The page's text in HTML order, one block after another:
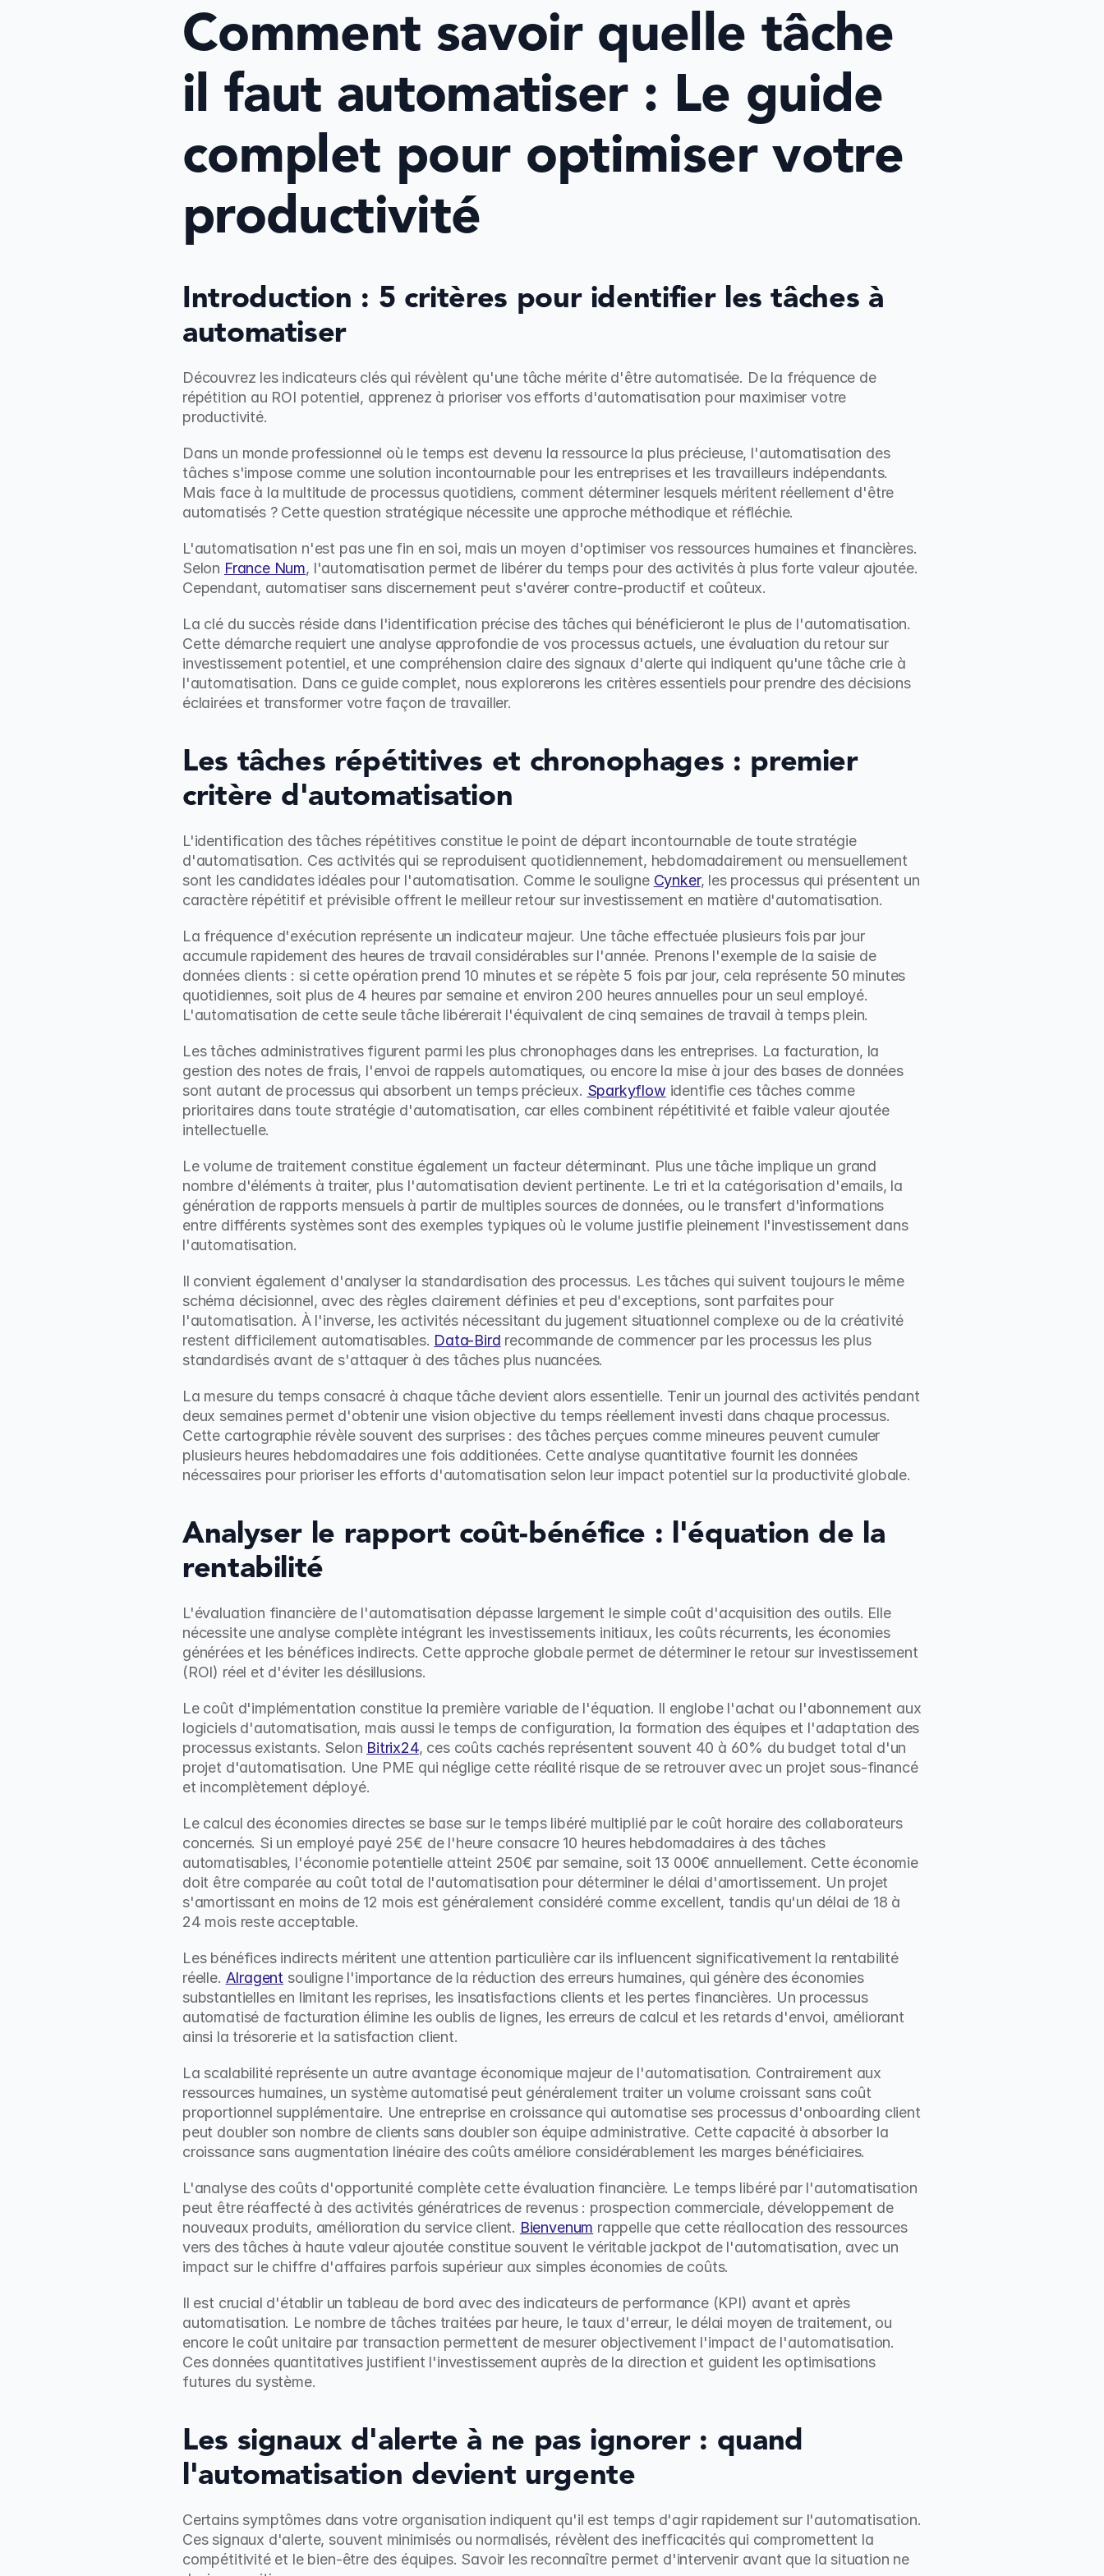
Comment savoir quelle tâche
il faut automatiser : Le guide
complet pour optimiser votre
productivité
Introduction : 5 critères pour identifier les tâches à
automatiser
Découvrez les indicateurs clés qui révèlent qu'une tâche mérite d'être automatisée. De la fréquence de
répétition au ROI potentiel, apprenez à prioriser vos efforts d'automatisation pour maximiser votre
productivité.
Dans un monde professionnel où le temps est devenu la ressource la plus précieuse, l'automatisation des
tâches s'impose comme une solution incontournable pour les entreprises et les travailleurs indépendants.
Mais face à la multitude de processus quotidiens, comment déterminer lesquels méritent réellement d'être
automatisés ? Cette question stratégique nécessite une approche méthodique et réfléchie.
L'automatisation n'est pas une fin en soi, mais un moyen d'optimiser vos ressources humaines et financières.
Selon France Num, l'automatisation permet de libérer du temps pour des activités à plus forte valeur ajoutée.
Cependant, automatiser sans discernement peut s'avérer contre-productif et coûteux.
La clé du succès réside dans l'identification précise des tâches qui bénéficieront le plus de l'automatisation.
Cette démarche requiert une analyse approfondie de vos processus actuels, une évaluation du retour sur
investissement potentiel, et une compréhension claire des signaux d'alerte qui indiquent qu'une tâche crie à
l'automatisation. Dans ce guide complet, nous explorerons les critères essentiels pour prendre des décisions
éclairées et transformer votre façon de travailler.
Les tâches répétitives et chronophages : premier
critère d'automatisation
L'identification des tâches répétitives constitue le point de départ incontournable de toute stratégie
d'automatisation. Ces activités qui se reproduisent quotidiennement, hebdomadairement ou mensuellement
sont les candidates idéales pour l'automatisation. Comme le souligne Cynker, les processus qui présentent un
caractère répétitif et prévisible offrent le meilleur retour sur investissement en matière d'automatisation.
La fréquence d'exécution représente un indicateur majeur. Une tâche effectuée plusieurs fois par jour
accumule rapidement des heures de travail considérables sur l'année. Prenons l'exemple de la saisie de
données clients : si cette opération prend 10 minutes et se répète 5 fois par jour, cela représente 50 minutes
quotidiennes, soit plus de 4 heures par semaine et environ 200 heures annuelles pour un seul employé.
L'automatisation de cette seule tâche libérerait l'équivalent de cinq semaines de travail à temps plein.
Les tâches administratives figurent parmi les plus chronophages dans les entreprises. La facturation, la
gestion des notes de frais, l'envoi de rappels automatiques, ou encore la mise à jour des bases de données
sont autant de processus qui absorbent un temps précieux. Sparkyflow identifie ces tâches comme
prioritaires dans toute stratégie d'automatisation, car elles combinent répétitivité et faible valeur ajoutée
intellectuelle.
Le volume de traitement constitue également un facteur déterminant. Plus une tâche implique un grand
nombre d'éléments à traiter, plus l'automatisation devient pertinente. Le tri et la catégorisation d'emails, la
génération de rapports mensuels à partir de multiples sources de données, ou le transfert d'informations
entre différents systèmes sont des exemples typiques où le volume justifie pleinement l'investissement dans
l'automatisation.
Il convient également d'analyser la standardisation des processus. Les tâches qui suivent toujours le même
schéma décisionnel, avec des règles clairement définies et peu d'exceptions, sont parfaites pour
l'automatisation. À l'inverse, les activités nécessitant du jugement situationnel complexe ou de la créativité
restent difficilement automatisables. Data-Bird recommande de commencer par les processus les plus
standardisés avant de s'attaquer à des tâches plus nuancées.
La mesure du temps consacré à chaque tâche devient alors essentielle. Tenir un journal des activités pendant
deux semaines permet d'obtenir une vision objective du temps réellement investi dans chaque processus.
Cette cartographie révèle souvent des surprises : des tâches perçues comme mineures peuvent cumuler
plusieurs heures hebdomadaires une fois additionées. Cette analyse quantitative fournit les données
nécessaires pour prioriser les efforts d'automatisation selon leur impact potentiel sur la productivité globale.
Analyser le rapport coût-bénéfice : l'équation de la
rentabilité
L'évaluation financière de l'automatisation dépasse largement le simple coût d'acquisition des outils. Elle
nécessite une analyse complète intégrant les investissements initiaux, les coûts récurrents, les économies
générées et les bénéfices indirects. Cette approche globale permet de déterminer le retour sur investissement
(ROI) réel et d'éviter les désillusions.
Le coût d'implémentation constitue la première variable de l'équation. Il englobe l'achat ou l'abonnement aux
logiciels d'automatisation, mais aussi le temps de configuration, la formation des équipes et l'adaptation des
processus existants. Selon Bitrix24, ces coûts cachés représentent souvent 40 à 60% du budget total d'un
projet d'automatisation. Une PME qui néglige cette réalité risque de se retrouver avec un projet sous-financé
et incomplètement déployé.
Le calcul des économies directes se base sur le temps libéré multiplié par le coût horaire des collaborateurs
concernés. Si un employé payé 25€ de l'heure consacre 10 heures hebdomadaires à des tâches
automatisables, l'économie potentielle atteint 250€ par semaine, soit 13 000€ annuellement. Cette économie
doit être comparée au coût total de l'automatisation pour déterminer le délai d'amortissement. Un projet
s'amortissant en moins de 12 mois est généralement considéré comme excellent, tandis qu'un délai de 18 à
24 mois reste acceptable.
Les bénéfices indirects méritent une attention particulière car ils influencent significativement la rentabilité
réelle. AIragent souligne l'importance de la réduction des erreurs humaines, qui génère des économies
substantielles en limitant les reprises, les insatisfactions clients et les pertes financières. Un processus
automatisé de facturation élimine les oublis de lignes, les erreurs de calcul et les retards d'envoi, améliorant
ainsi la trésorerie et la satisfaction client.
La scalabilité représente un autre avantage économique majeur de l'automatisation. Contrairement aux
ressources humaines, un système automatisé peut généralement traiter un volume croissant sans coût
proportionnel supplémentaire. Une entreprise en croissance qui automatise ses processus d'onboarding client
peut doubler son nombre de clients sans doubler son équipe administrative. Cette capacité à absorber la
croissance sans augmentation linéaire des coûts améliore considérablement les marges bénéficiaires.
L'analyse des coûts d'opportunité complète cette évaluation financière. Le temps libéré par l'automatisation
peut être réaffecté à des activités génératrices de revenus : prospection commerciale, développement de
nouveaux produits, amélioration du service client. Bienvenum rappelle que cette réallocation des ressources
vers des tâches à haute valeur ajoutée constitue souvent le véritable jackpot de l'automatisation, avec un
impact sur le chiffre d'affaires parfois supérieur aux simples économies de coûts.
Il est crucial d'établir un tableau de bord avec des indicateurs de performance (KPI) avant et après
automatisation. Le nombre de tâches traitées par heure, le taux d'erreur, le délai moyen de traitement, ou
encore le coût unitaire par transaction permettent de mesurer objectivement l'impact de l'automatisation.
Ces données quantitatives justifient l'investissement auprès de la direction et guident les optimisations
futures du système.
Les signaux d'alerte à ne pas ignorer : quand
l'automatisation devient urgente
Certains symptômes dans votre organisation indiquent qu'il est temps d'agir rapidement sur l'automatisation.
Ces signaux d'alerte, souvent minimisés ou normalisés, révèlent des inefficacités qui compromettent la
compétitivité et le bien-être des équipes. Savoir les reconnaître permet d'intervenir avant que la situation ne